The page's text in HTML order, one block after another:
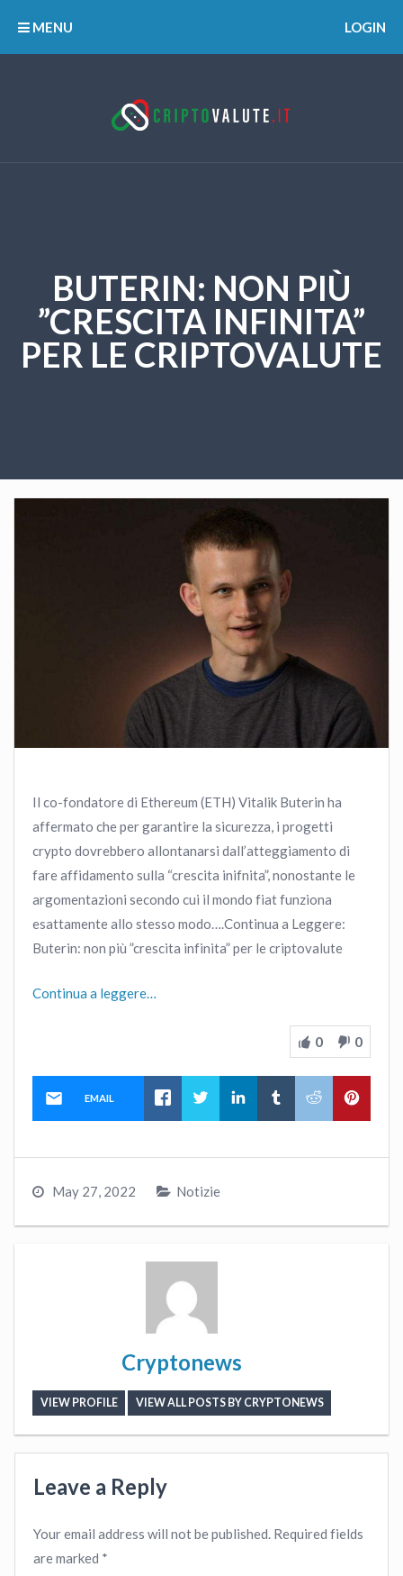
MENU LOGIN
BUTERIN: NON PIÙ
”CRESCITA INFINITA”
PER LE CRIPTOVALUTE
Il co-fondatore di Ethereum (ETH) Vitalik Buterin ha
affermato che per garantire la sicurezza, i progetti
crypto dovrebbero allontanarsi dall’atteggiamento di
fare affidamento sulla “crescita inifnita”, nonostante le
argomentazioni secondo cui il mondo fiat funziona
esattamente allo stesso modo….Continua a Leggere:
Buterin: non più ”crescita infinita” per le criptovalute
Continua a leggere…
0 0
EMAIL
May 27, 2022 Notizie
Cryptonews
VIEW PROFILE VIEW ALL POSTS BY CRYPTONEWS
Leave a Reply
Your email address will not be published. Required fields
are marked *